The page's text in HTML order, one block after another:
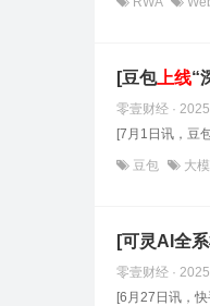
[豆包上线“
零壹财经 ·
[7月1日讯，豆
豆包 大
[可灵AI全
零壹财经 ·
[6月27日讯，